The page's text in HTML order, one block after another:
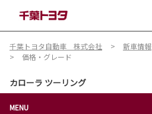
千葉トヨタ自動車 株式会社 新車情報
価格・グレード
カローラ ツーリング
MENU